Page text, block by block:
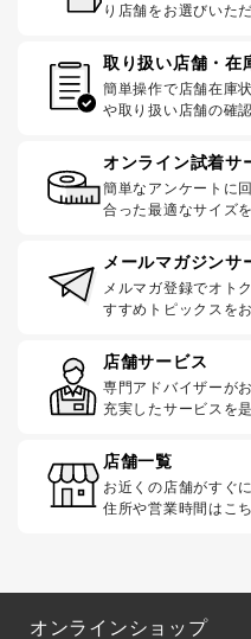
り店舗をお選びいた
取り扱い店舗・在
簡単操作で店舗在庫
や取り扱い店舗の確
オンライン試着サ
簡単なアンケートに
合った最適なサイズ
メールマガジンサ
メルマガ登録でオト
すすめトピックスを
店舗サービス
専門アドバイザーが
充実したサービスを
店舗一覧
お近くの店舗がすぐ
住所や営業時間はこ
オンラインショップ